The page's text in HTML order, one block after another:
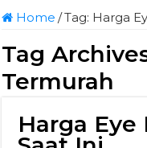
Home /Tag: Harga
Tag
Termurah
Harga